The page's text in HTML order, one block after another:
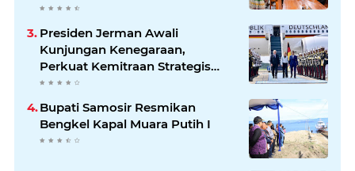
Presiden Jerman Awali
Kunjungan Kenegaraan,
Perkuat Kemitraan Strategis
Indonesia–Jerman
Bupati Samosir Resmikan
Bengkel Kapal Muara Putih I